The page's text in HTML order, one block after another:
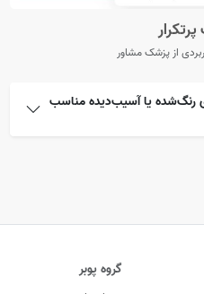
از پزشک مشاور
رنگ‌شده یا آسیب‌دیده مناسب
گروه پوبر